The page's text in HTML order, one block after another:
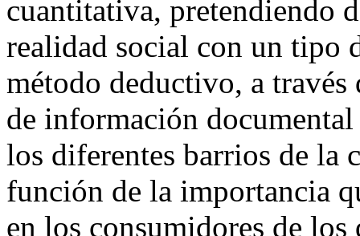
cuantitativa, pretendiendo
realidad social con un tipo
método deductivo, a través
de información documental
los diferentes barrios de la
función de la importancia
en los consumidores de